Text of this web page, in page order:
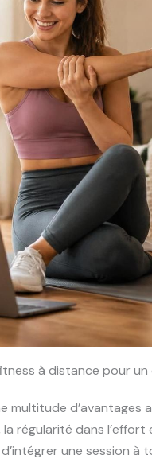
à distance pour
multitude d’avantages
régularité dans
une session